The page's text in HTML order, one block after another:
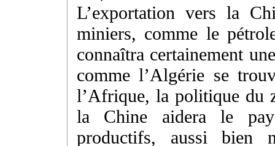
L’exportation vers la
miniers, comme le
connaîtra certainement
comme l’Algérie se
l’Afrique, la politique du
la Chine aidera le
productifs, aussi bien